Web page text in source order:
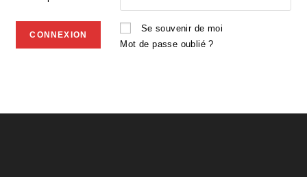
Se souvenir de moi
Mot de passe oublié ?